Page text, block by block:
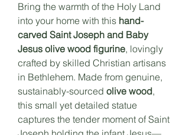
Bring the warmth of the Holy Land
into your home with this hand-
carved Saint Joseph and Baby
Jesus olive wood figurine, lovingly
crafted by skilled Christian artisans
in Bethlehem. Made from genuine,
sustainably-sourced olive wood,
this small yet detailed statue
captures the tender moment of Saint